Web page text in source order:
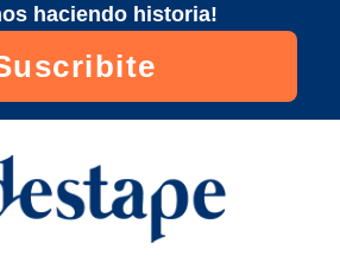
haciendo historia!